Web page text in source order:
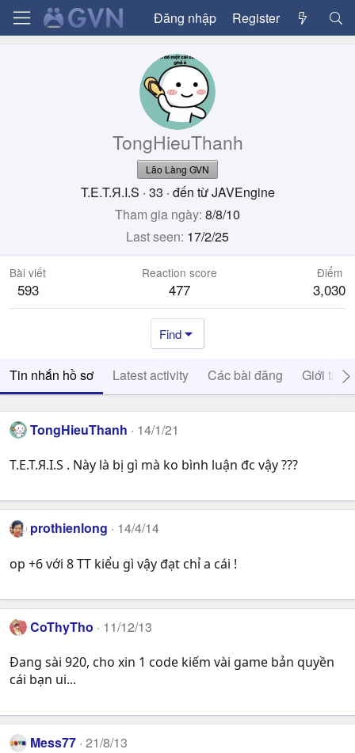
Đăng nhập Register
TongHieuThanh
Lão Làng GVN
T.E.T.Я.I.S · 33 · đến từJAVEngine
Tham gia ngày 8/8/10
Last seen 17/2/25
Bài viết
593
Reaction score
477
Điểm
3,030
Find
Tin nhắn hồ sơ Latest activity Các bài đăng Giới thiệu
TongHieuThanh 14/1/21
T.E.T.Я.I.S . Này là bị gì mà ko bình luận đc vậy ???
prothienlong 14/4/14
op +6 với 8 TT kiểu gì vậy đạt chỉ a cái !
CoThyTho 11/12/13
Đang sài 920, cho xin 1 code kiếm vài game bản quyền
cái bạn ui...
Mess77 21/8/13